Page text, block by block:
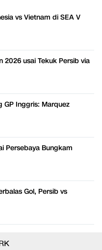
vs Vietnam di SEA V
2026 usai Tekuk Persib via
GP Inggris: Marquez
Persebaya Bungkam
Gol, Persib vs